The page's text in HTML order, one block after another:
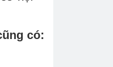
có: